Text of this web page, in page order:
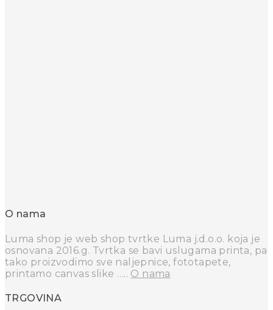
O nama
Luma shop je web shop tvrtke Luma j.d.o.o. koja je
osnovana 2016.g. Tvrtka se bavi uslugama printa, pa
tako proizvodimo sve naljepnice, fototapete,
printamo canvas slike ….. O nama
TRGOVINA